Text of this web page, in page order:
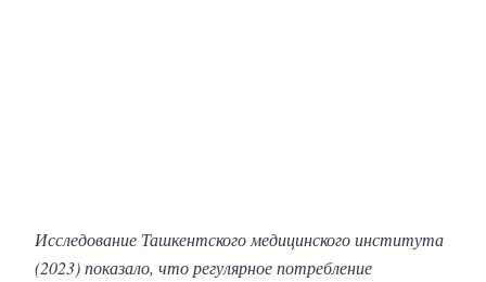
Исследование Ташкентского медицинского института
(2023) показало, что регулярное потребление